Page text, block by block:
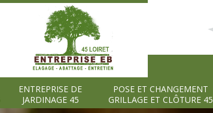
ENTREPRISE DE
JARDINAGE 45
POSE ET CHANGEMENT
GRILLAGE ET CLÔTURE 45